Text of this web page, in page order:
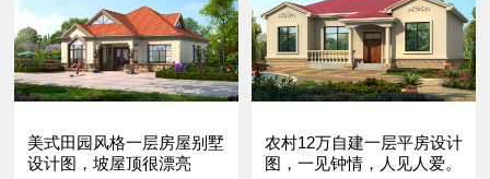
美式田园风格一层房屋别墅
设计图，坡屋顶很漂亮
农村12万自建一层平房设计
图，一见钟情，人见人爱。